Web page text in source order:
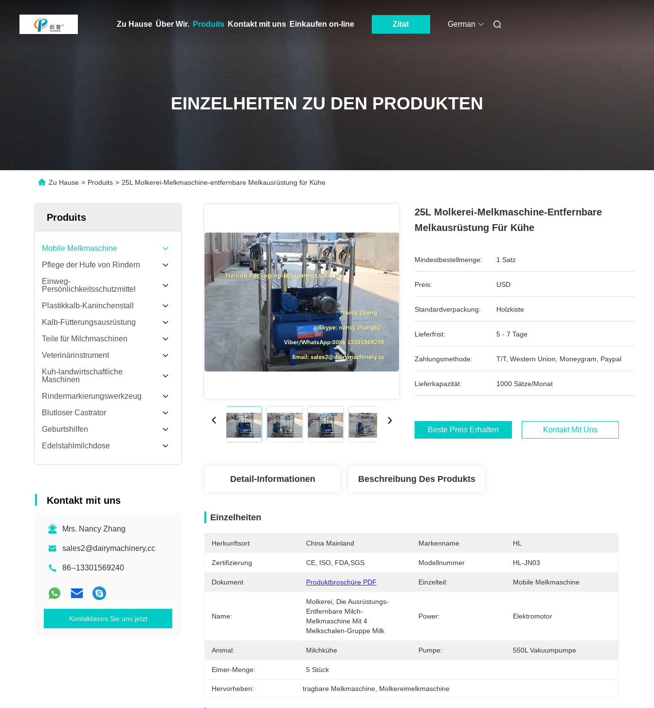
Zu Hause Über Wir. Produits Kontakt mit uns Einkaufen on-line Zitat German
EINZELHEITEN ZU DEN PRODUKTEN
Zu Hause > Produits > 25L Molkerei-Melkmaschine-entfernbare Melkausrüstung für Kühe
Produits
Mobile Melkmaschine
Pflege der Hufe von Rindern
Einweg-
Persönlichkeitsschutzmittel
Plastikkalb-Kaninchenstall
Kalb-Fütterungsausrüstung
Teile für Milchmaschinen
Veterinärinstrument
Kuh-landwirtschaftliche
Maschinen
Rindermarkierungswerkzeug
Blutloser Castrator
Geburtshilfen
Edelstahlmilchdose
Kontakt mit uns
Mrs. Nancy Zhang
sales2@dairymachinery.cc
86--13301569240
Kontaktieren Sie uns jetzt
25L Molkerei-Melkmaschine-Entfernbare
Melkausrüstung Für Kühe
Mindestbestellmenge: 1 Satz
Preis: USD
Standardverpackung: Holzkiste
Lieferfrist: 5 - 7 Tage
Zahlungsmethode: T/T, Western Union, Moneygram, Paypal
Lieferkapazität: 1000 Sätze/Monat
Beste Preis Erhalten Kontakt Mit Uns
Detail-Informationen Beschreibung Des Produkts
Einzelheiten
Herkunftsort China Mainland Markenname HL
Zertifizierung CE, ISO, FDA,SGS Modellnummer HL-JN03
Dokument Produktbroschüre PDF Einzelteil: Mobile Melkmaschine
Name:
Molkerei, Die Ausrüstungs-
Entfernbare Milch-
Melkmaschine Mit 4
Melkschalen-Gruppe Milk
Power: Elektromotor
Animal: Milchkühe Pumpe: 550L Vakuumpumpe
Eimer-Menge: 5 Stück
Hervorheben: tragbare Melkmaschine Molkereimelkmaschine